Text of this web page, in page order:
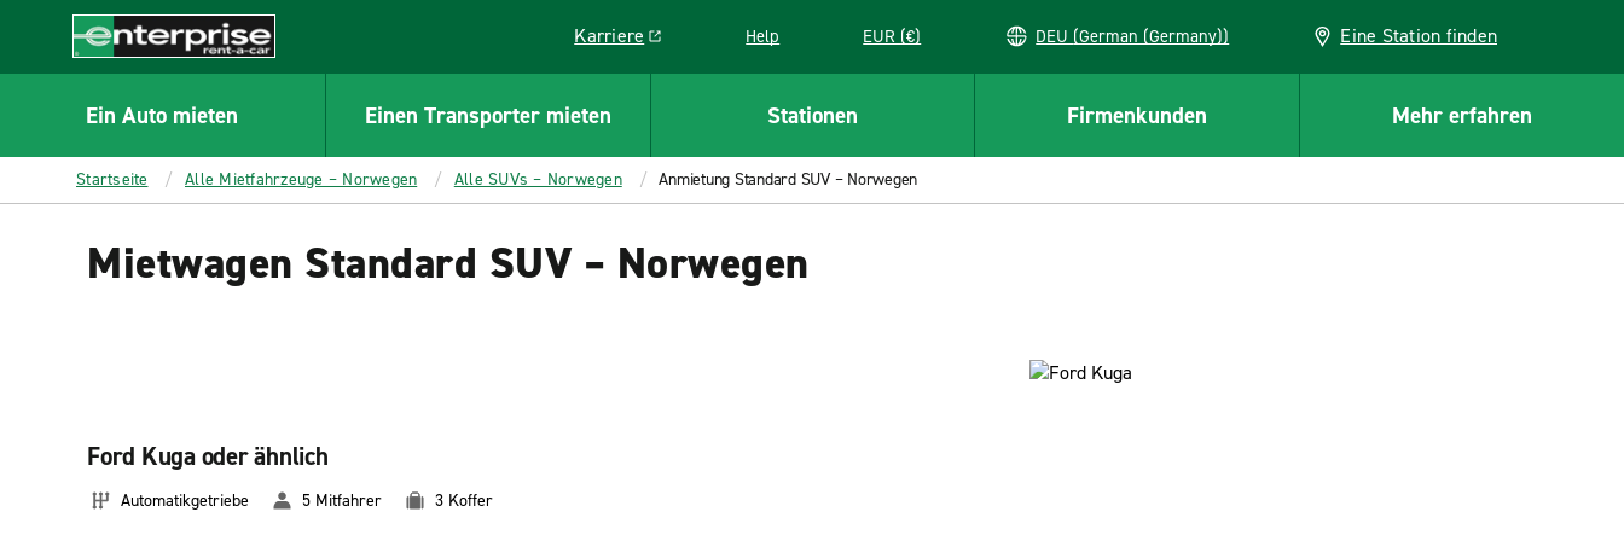
CONTENT
Enterprise
Karriere
Link opens in a new window
Help EUR (€) DEU (German (Germany)) Eine Station finden
Ein Auto mieten Einen Transporter mieten Stationen Firmenkunden Mehr erfahren
Startseite Alle Mietfahrzeuge – Norwegen Alle SUVs – Norwegen Anmietung Standard SUV – Norwegen
Mietwagen Standard SUV – Norwegen
Ford Kuga oder ähnlich
Automatikgetriebe 5 Mitfahrer 3 Koffer